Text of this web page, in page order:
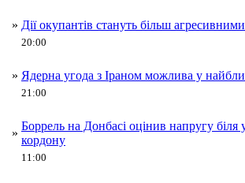
» Дії окупантів стануть більш
20:00
» Ядерна угода з Іраном можлива у
21:00
»
Боррель на Донбасі оцінив напругу біля
кордону
11:00